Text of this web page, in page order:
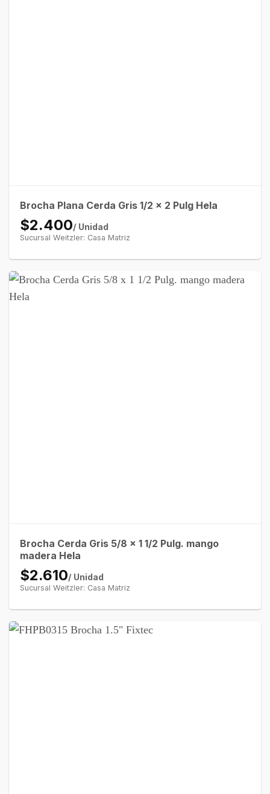
Brocha Plana Cerda Gris 1/2 x 2 Pulg Hela
$2.400/ Unidad
Sucursal Weitzler: Casa Matriz
Brocha Cerda Gris 5/8 x 1 1/2 Pulg. mango
madera Hela
$2.610/ Unidad
Sucursal Weitzler: Casa Matriz